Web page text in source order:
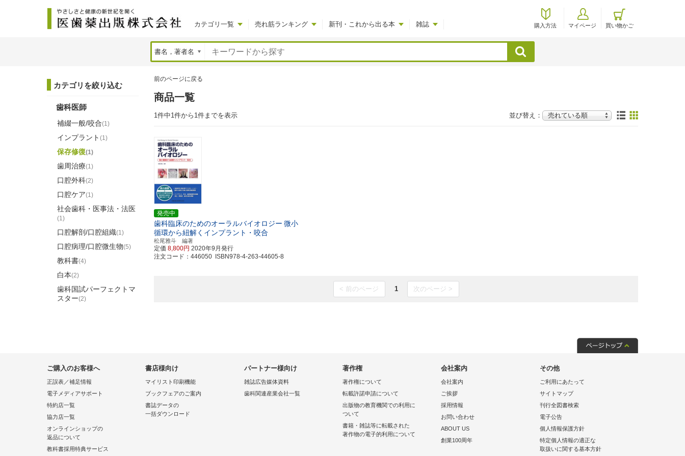
カテゴリ一覧 売れ筋ランキング 新刊・これから出る本 雑誌 購入方法 マイページ 買い物かご
検索
前のページに戻る
商品一覧
1件中1件から1件までを表示 並び替え：
発売中
歯科臨床のためのオーラルバイオロジー 微小
循環から紐解くインプラント・咬合
松尾雅斗 編著
定価 8,800円 2020年9月発行
注文コード：446050 ISBN978-4-263-44605-8
< 前のページ 1 次のページ >
カテゴリを絞り込む
歯科医師
補綴一般/咬合(1)
インプラント (1)
保存修復(1)
歯周治療(1)
口腔外科(2)
口腔ケア(1)
社会歯科・医事法・法医
(1)
口腔解剖/口腔組織(1)
口腔病理/口腔微生物(5)
教科書(4)
白本(2)
歯科国試パーフェクトマ
スター(2)
ご購入のお客様へ
正誤表／補足情報
電子メディアサポート
特約店一覧
協力店一覧
オンラインショップの
返品について
教科書採用特典サービス
書店様向け
マイリスト印刷機能
ブックフェアのご案内
書誌データの
一括ダウンロード
パートナー様向け
雑誌広告媒体資料
歯科関連産業会社一覧
著作権
著作権について
転載許諾申請について
出版物の教育機関での利用に
ついて
書籍・雑誌等に転載された
著作物の電子的利用について
会社案内
会社案内
ご挨拶
採用情報
お問い合わせ
ABOUT US
創業100周年
その他
ご利用にあたって
サイトマップ
刊行全図書検索
電子公告
個人情報保護方針
特定個人情報の適正な
取扱いに関する基本方針